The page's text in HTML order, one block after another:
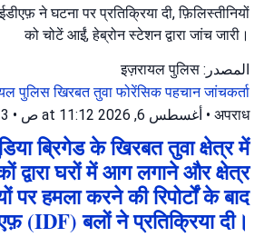
ने घटना पर प्रतिक्रिया दी, फ़िलिस्तीनियों
को चोटें आईं, हेब्रोन स्टेशन द्वारा जांच जारी।
المصدر: इज़रायल पुलिस
पुलिसखिरबत तुवाफोरेंसिक पहचान जांचकर्ता
अपराध
• أغسطس 6, 2026 at 11:12 ص • 3 أيام مضى
ब्रिगेड के खिरबत तुवा क्षेत्र में
द्वारा घरों में आग लगाने और क्षेत्र
पर हमला करने की रिपोर्टों के बाद
(IDF) बलों ने प्रतिक्रिया दी।